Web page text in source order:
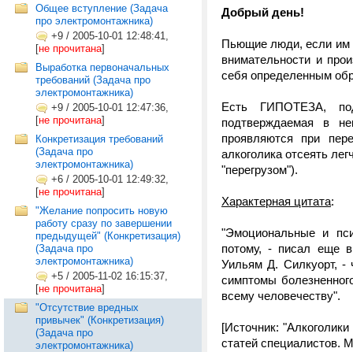
Общее вступление (Задача
про электромонтажника)
+9 / 2005-10-01 12:48:41,
[не прочитана]
Выработка первоначальных
требований (Задача про
электромонтажника)
+9 / 2005-10-01 12:47:36,
[не прочитана]
Конкретизация требований
(Задача про
электромонтажника)
+6 / 2005-10-01 12:49:32,
[не прочитана]
"Желание попросить новую
работу сразу по завершении
предыдущей" (Конкретизация)
(Задача про
электромонтажника)
+5 / 2005-11-02 16:15:37,
[не прочитана]
"Отсутствие вредных
привычек" (Конкретизация)
(Задача про
электромонтажника)
Добрый день!
Пьющие люди, если им
внимательности и
себя определенным
Есть ГИПОТЕЗА,
подтверждаемая в
проявляются при
алкоголика отсеять
"перегрузом").
Характерная цитата:
"Эмоциональные и
потому, - писал еще
Уильям Д. Силкуорт, -
симптомы
всему человечеству".
[Источник:
статей специалистов.